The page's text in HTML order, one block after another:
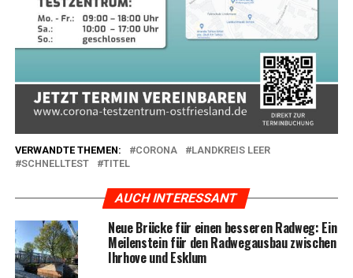
VERWANDTE THEMEN: CORONA
LANDKREIS LEER
SCHNELLTEST
TITEL
AUCH INTERESSANT
Neue Brü­cke für einen bes­se­ren Rad­weg: Ein
Mei­len­stein für den Rad­weg­aus­bau zwi­schen
Ihr­ho­ve und Esklum